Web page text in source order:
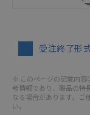
受注終了形
※ このページの記載内容
考情報であり、製品の特
なる場合があります。ご
い。